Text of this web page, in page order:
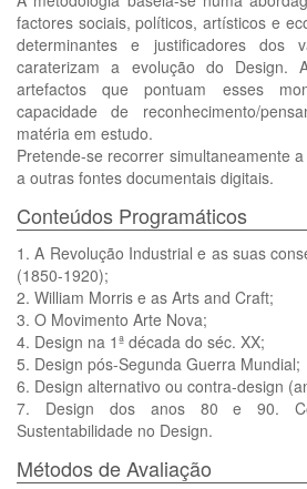
factores sociais, políticos, artísticos e
determinantes e justificadores dos
caraterizam a evolução do Design.
artefactos que pontuam esses
capacidade de reconhecimento/
matéria em estudo.
Pretende-se recorrer simultaneamente
a outras fontes documentais digitais.
Conteúdos Programáticos
1. A Revolução Industrial e as suas
(1850-1920);
2. William Morris e as Arts and Craft;
3. O Movimento Arte Nova;
4. Design na 1ª década do séc. XX;
5. Design pós-Segunda Guerra Mundial;
6. Design alternativo ou contra-design
7. Design dos anos 80 e 90.
Sustentabilidade no Design.
Métodos de Avaliação